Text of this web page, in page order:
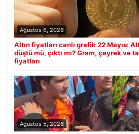
Ağustos 6, 2026
Altın fiyatları canlı grafik 22 Mayıs:
düştü mü, çıktı mı? Gram, çeyrek ve
fiyatları
Ağustos 5, 2026